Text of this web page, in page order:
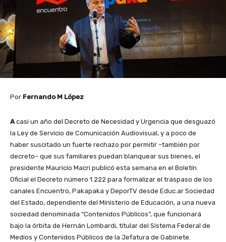
Por Fernando M López
A casi un año del Decreto de Necesidad y Urgencia que desguazó
la Ley de Servicio de Comunicación Audiovisual, y a poco de
haber suscitado un fuerte rechazo por permitir –también por
decreto– que sus familiares puedan blanquear sus bienes, el
presidente Mauricio Macri publicó esta semana en el Boletín
Oficial el Decreto número 1.222 para formalizar el traspaso de los
canales Encuentro, Pakapaka y DeporTV desde Educ.ar Sociedad
del Estado, dependiente del Ministerio de Educación, a una nueva
sociedad denominada “Contenidos Públicos”, que funcionará
bajo la órbita de Hernán Lombardi, titular del Sistema Federal de
Medios y Contenidos Públicos de la Jefatura de Gabinete.